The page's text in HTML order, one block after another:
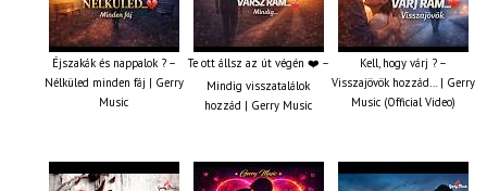
Éjszakák és nappalok ? –
Nélküled minden fáj | Gerry
Music
Te ott állsz az út végén ❤️ –
Mindig visszatalálok
hozzád | Gerry Music
Kell, hogy várj ? –
Visszajövök hozzád… | Gerry
Music (Official Video)